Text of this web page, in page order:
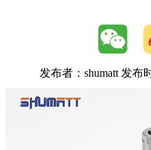
发布者：shumatt 发布